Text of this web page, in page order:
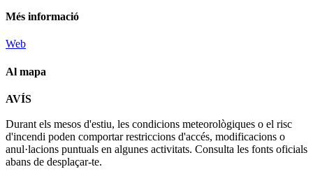
Més informació
Web
Al mapa
−
AVÍS
Durant els mesos d'estiu, les condicions meteorològiques o el risc
d'incendi poden comportar restriccions d'accés, modificacions o
anul·lacions puntuals en algunes activitats. Consulta les fonts oficials
abans de desplaçar-te.